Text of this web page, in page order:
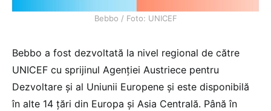
Bebbo / Foto: UNICEF
Bebbo a fost dezvoltată la nivel regional de către
UNICEF cu sprijinul Agenției Austriece pentru
Dezvoltare și al Uniunii Europene și este disponibilă
în alte 14 țări din Europa și Asia Centrală. Până în